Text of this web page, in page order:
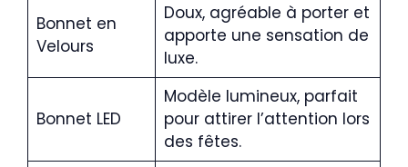
Bonnet en
Velours
Doux, agréable à porter et
apporte une sensation de
luxe.
Bonnet LED
Modèle lumineux, parfait
pour attirer l’attention lors
des fêtes.